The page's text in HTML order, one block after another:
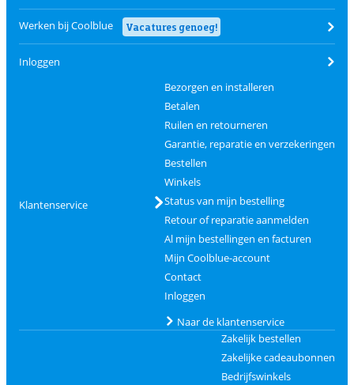
Werken bij Coolblue Vacatures genoeg!
Inloggen
Klantenservice
Bezorgen en installeren
Betalen
Ruilen en retourneren
Garantie, reparatie en verzekeringen
Bestellen
Winkels
Status van mijn bestelling
Retour of reparatie aanmelden
Al mijn bestellingen en facturen
Mijn Coolblue-account
Contact
Inloggen
Naar de klantenservice
Zakelijk bestellen
Zakelijke cadeaubonnen
Bedrijfswinkels